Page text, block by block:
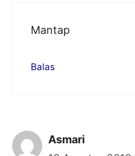
Mantap
Balas
Asmari